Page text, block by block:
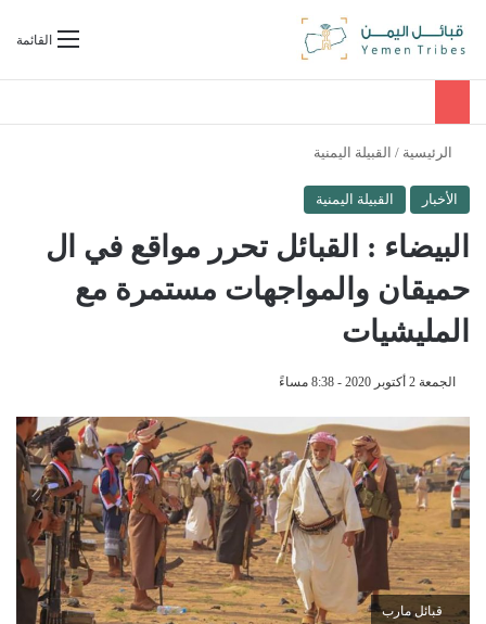
القائمةبحث عن
الرئيسية / القبيلة اليمنية
الأخبار القبيلة اليمنية
البيضاء : القبائل تحرر مواقع في ال
حميقان والمواجهات مستمرة مع
المليشيات
الجمعة 2 أكتوبر 2020 - 8:38 مساءً
قبائل مارب